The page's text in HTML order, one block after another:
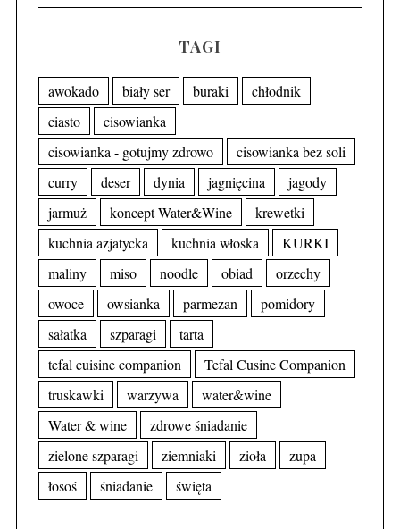
TAGI
awokado biały ser buraki
chłodnik
ciasto
cisowianka
cisowianka - gotujmy zdrowo
cisowianka bez soli
curry
deser dynia jagnięcina
jagody
jarmuż
koncept Water&Wine
krewetki
kuchnia azjatycka
kuchnia włoska
KURKI
maliny
miso noodle obiad
orzechy
owoce
owsianka parmezan
pomidory
sałatka
szparagi
tarta
tefal cuisine companion
Tefal Cusine Companion
truskawki
warzywa
water&wine
Water & wine
zdrowe śniadanie
zielone szparagi
ziemniaki zioła
zupa
łosoś
śniadanie święta